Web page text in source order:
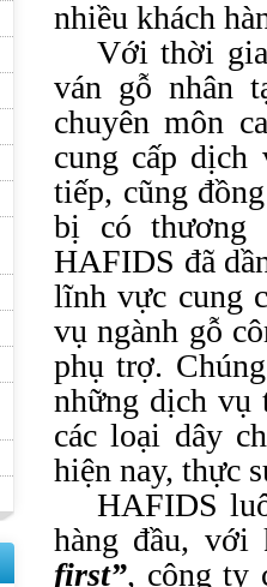
nhiều khách
Với thời
ván gỗ nhân
chuyên môn
cung cấp
tiếp, cũng
bị có thương
HAFIDS đã
lĩnh vực cung
vụ ngành gỗ
phụ trợ.
những dịch vụ
các loại dây
hiện nay, thực
HAFIDS
hàng đầu,
first”, công ty